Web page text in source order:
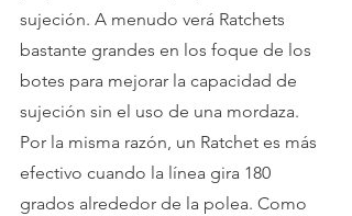
sujeción. A menudo verá Ratchets
bastante grandes en los foque de los
botes para mejorar la capacidad de
sujeción sin el uso de una mordaza.
Por la misma razón, un Ratchet es más
efectivo cuando la línea gira 180
grados alrededor de la polea. Como